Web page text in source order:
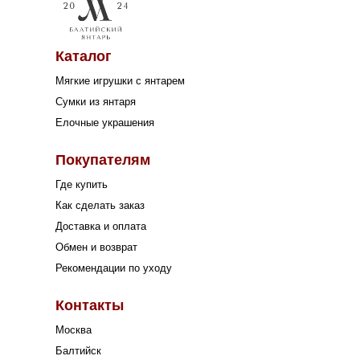
Покупателям
Где купить
Как сделать заказ
Доставка и оплата
Обмен и возврат
Рекомендации по уходу
Каталог
Мягкие игрушки с янтарем
Сумки из янтаря
Елочные украшения
Контакты
Москва
Балтийск